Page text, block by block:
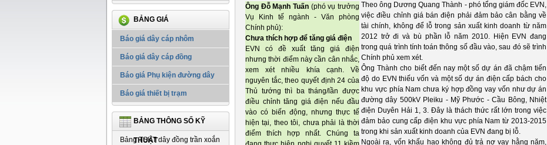
BẢNG GIÁ
Báo giá dây cáp nhôm
Báo giá dây cáp đồng
Báo giá Phụ kiện đường dây
Báo giá thiết bị trạm
BẢNG THÔNG SỐ KỸ
THUẬT
Bảng TSKT dây đồng trần xoắn
Ông Đỗ Mạnh Tuấn (phó vụ trưởng
Vụ Kinh tế ngành - Văn phòng
Chính phủ):
Chưa thích hợp để tăng giá điện
EVN có đề xuất tăng giá điện
nhưng thời điểm này cần cân nhắc,
xem xét nhiều khía cạnh. Về
nguyên tắc, theo quyết định 24 của
Thủ tướng thì ba tháng/lần được
điều chỉnh tăng giá điện nếu đầu
vào có biến động, nhưng thực tế
hiện tại, theo tôi, chưa phải là thời
điểm thích hợp nhất. Chúng ta
Theo ông Dương Quang Thành - phó tổng giám đốc EVN,
việc điều chỉnh giá bán điện phải đảm bảo cân bằng về
tài chính, không để lỗ trong sản xuất kinh doanh từ năm
2012 trở đi và bù phần lỗ năm 2010. Hiện EVN đang
trong quá trình tính toán thông số đầu vào, sau đó sẽ trình
Chính phủ xem xét.
Ông Thành cho biết đến nay một số dự án đã chậm tiến
độ do EVN thiếu vốn và một số dự án điện cấp bách cho
khu vực phía Nam chưa ký hợp đồng vay vốn như dự án
đường dây 500kV Pleiku - Mỹ Phước - Cầu Bông, Nhiệt
điện Duyên Hải 1, 3. Đây là thách thức rất lớn trong việc
đảm bảo cung cấp điện khu vực phía Nam từ 2013-2015
trong khi sản xuất kinh doanh của EVN đang bị lỗ.
Ngoài ra, vốn khấu hao không đủ trả nợ vay hằng năm,